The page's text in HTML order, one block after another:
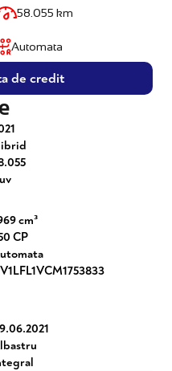
58.055 km
Automata
de credit
cm³
CP